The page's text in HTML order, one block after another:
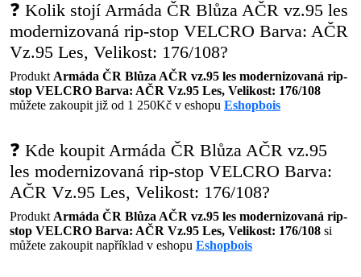
❓ Kolik stojí Armáda ČR Blůza AČR vz.95 les
modernizovaná rip-stop VELCRO Barva: AČR
Vz.95 Les, Velikost: 176/108?
Produkt Armáda ČR Blůza AČR vz.95 les modernizovaná rip-
stop VELCRO Barva: AČR Vz.95 Les, Velikost: 176/108
můžete zakoupit již od 1 250Kč v eshopu Eshopbois
❓ Kde koupit Armáda ČR Blůza AČR vz.95
les modernizovaná rip-stop VELCRO Barva:
AČR Vz.95 Les, Velikost: 176/108?
Produkt Armáda ČR Blůza AČR vz.95 les modernizovaná rip-
stop VELCRO Barva: AČR Vz.95 Les, Velikost: 176/108 si
můžete zakoupit například v eshopu Eshopbois